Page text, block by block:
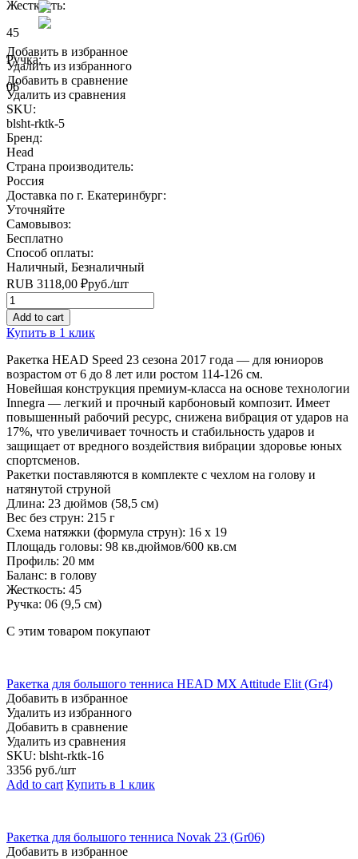
Жесткость:
45
Ручка:
06
Добавить в избранное
Удалить из избранного
Добавить в сравнение
Удалить из сравнения
SKU:
blsht-rktk-5
Бренд:
Head
Страна производитель:
Россия
Доставка по г. Екатеринбург:
Уточняйте
Самовывоз:
Бесплатно
Способ оплаты:
Наличный, Безналичный
RUB 3118,00 ₽руб./шт
Quantity
Add to cart
Купить в 1 клик
Ракетка HEAD Speed 23 сезона 2017 года — для юниоров
возрастом от 6 до 8 лет или ростом 114-126 см.
Новейшая конструкция премиум-класса на основе технологии
Innegra — легкий и прочный карбоновый композит. Имеет
повышенный рабочий ресурс, снижена вибрация от ударов на
17%, что увеличивает точность и стабильность ударов и
защищает от вредного воздействия вибрации здоровье юных
спортсменов.
Ракетки поставляются в комплекте с чехлом на голову и
натянутой струной
Длина: 23 дюймов (58,5 см)
Вес без струн: 215 г
Схема натяжки (формула струн): 16 x 19
Площадь головы: 98 кв.дюймов/600 кв.см
Профиль: 20 мм
Баланс: в голову
Жесткость: 45
Ручка: 06 (9,5 см)
С этим товаром покупают
Ракетка для большого тенниса HEAD MX Attitude Elit (Gr4)
Добавить в избранное
Удалить из избранного
Добавить в сравнение
Удалить из сравнения
SKU: blsht-rktk-16
3356 руб./шт
Add to cart Купить в 1 клик
Ракетка для большого тенниса Novak 23 (Gr06)
Добавить в избранное